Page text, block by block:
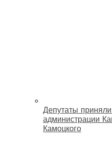
Депутаты
администрации
Камоцкого